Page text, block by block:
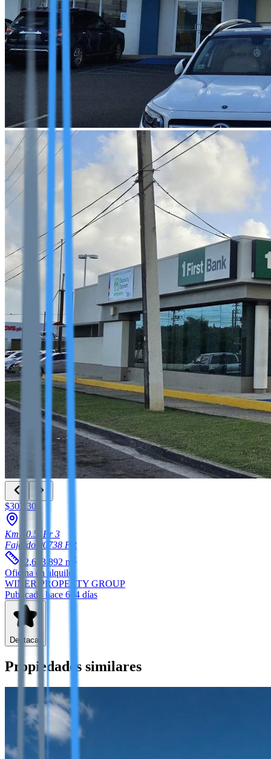
$307,305
Km 40.5, Pr 3
Fajardo
00738 PR
32,673.892 m 2
Oficina en alquiler
WINER PROPERTY GROUP
Publicado hace 644 días
Destacar
Propiedades similares